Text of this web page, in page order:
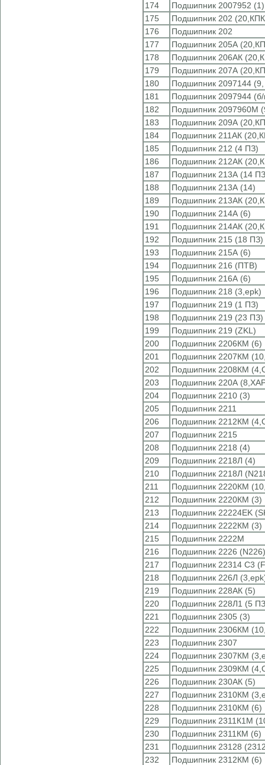
174
Подшипник 2007952 (1)
175
Подшипник 202
176
Подшипник 202
177
Подшипник 205А
178
Подшипник 206АК
179
Подшипник 207А
180
Подшипник 2097144
181
Подшипник 2097944 (б/
182
Подшипник 2097960М
183
Подшипник 209А
184
Подшипник 211АК
185
Подшипник 212 (4 ПЗ)
186
Подшипник 212АК
187
Подшипник 213А (14
188
Подшипник 213А (14)
189
Подшипник 213АК
190
Подшипник 214А (6)
191
Подшипник 214АК
192
Подшипник 215 (18
193
Подшипник 215А (6)
194
Подшипник 216 (ПТВ)
195
Подшипник 216А (6)
196
Подшипник 218 (3,epk)
197
Подшипник 219 (1 ПЗ)
198
Подшипник 219 (23 ПЗ)
199
Подшипник 219 (ZKL)
200
Подшипник 2206КМ (6)
201
Подшипник 2207КМ
202
Подшипник 2208КМ
203
Подшипник 220А
204
Подшипник 2210 (3)
205
Подшипник 2211
206
Подшипник 2212КМ
207
Подшипник 2215
208
Подшипник 2218 (4)
209
Подшипник 2218Л (4)
210
Подшипник 2218Л
211
Подшипник 2220КМ
212
Подшипник 2220КМ (3)
213
Подшипник 22224EK
214
Подшипник 2222КМ (3)
215
Подшипник 2222М
216
Подшипник 2226 (N226)
217
Подшипник 22314 С3
218
Подшипник 226Л
219
Подшипник 228АК (5)
220
Подшипник 228Л1 (5
221
Подшипник 2305 (3)
222
Подшипник 2306КМ
223
Подшипник 2307
224
Подшипник 2307КМ
225
Подшипник 2309КМ
226
Подшипник 230АК (5)
227
Подшипник 2310КМ
228
Подшипник 2310КМ (6)
229
Подшипник 2311К1М
230
Подшипник 2311КМ (6)
231
Подшипник 23128
232
Подшипник 2312КМ (6)